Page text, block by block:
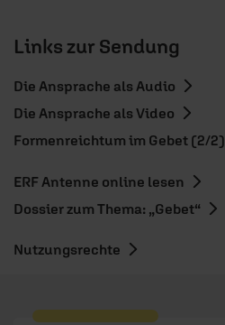
Links zur Sendung
Die Ansprache als Audio
Die Ansprache als Video
Formenreichtum im Gebet (2/2)
ERF Antenne online lesen
Dossier zum Thema: „Gebet“
Nutzungsrechte